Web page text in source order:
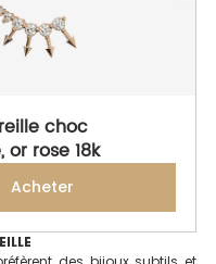
choc
rose 18k
Acheter